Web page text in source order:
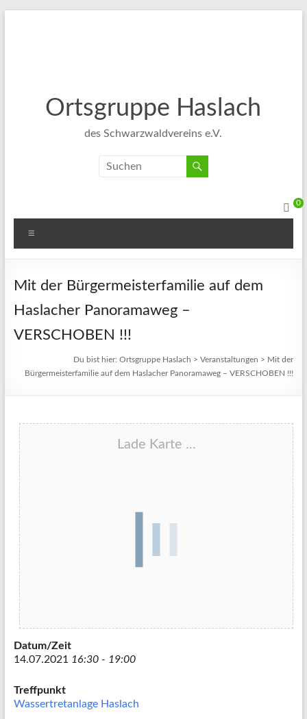
Ortsgruppe Haslach
des Schwarzwaldvereins e.V.
0
Mit der Bürgermeisterfamilie auf dem
Haslacher Panoramaweg –
VERSCHOBEN !!!
Du bist hier:Ortsgruppe Haslach >Veranstaltungen > Mit der
Bürgermeisterfamilie auf dem Haslacher Panoramaweg – VERSCHOBEN !!!
Lade Karte ...
Datum/Zeit
14.07.2021
16:30 - 19:00
Treffpunkt
Wassertretanlage Haslach